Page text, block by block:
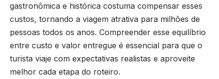
gastronômica e histórica costuma compensar esses
custos, tornando a viagem atrativa para milhões de
pessoas todos os anos. Compreender esse equilíbrio
entre custo e valor entregue é essencial para que o
turista viaje com expectativas realistas e aproveite
melhor cada etapa do roteiro.